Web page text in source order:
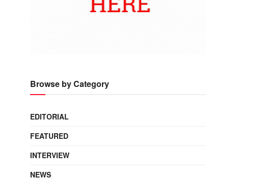
Browse by Category
EDITORIAL
FEATURED
INTERVIEW
NEWS